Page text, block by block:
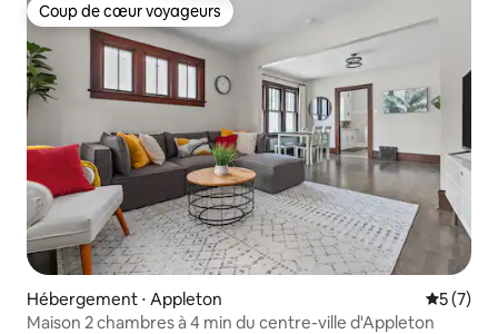
Coup de cœur voyageurs
Coup de cœur voyageurs
Hébergement ⋅ Appleton
5 (7)
Maison 2 chambres à 4 min du centre-ville d'Appleton